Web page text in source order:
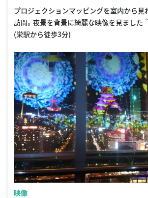
プロジェクションマッピングを室内から見
訪問。夜景を背景に綺麗な映像を見ました
(栄駅から徒歩3分)
映像